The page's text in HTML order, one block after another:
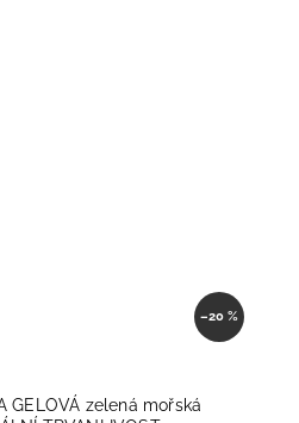
–20 %
GELOVÁ zelená mořská